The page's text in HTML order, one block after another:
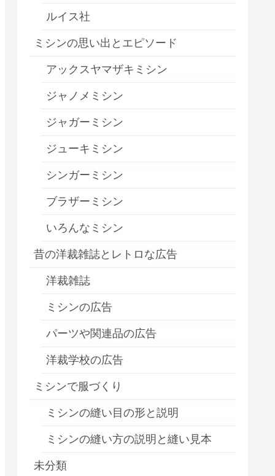
ルイス社
ミシンの思い出とエピソード
アックスヤマザキミシン
ジャノメミシン
ジャガーミシン
ジューキミシン
シンガーミシン
ブラザーミシン
いろんなミシン
昔の洋裁雑誌とレトロな広告
洋裁雑誌
ミシンの広告
パーツや関連品の広告
洋裁学校の広告
ミシンで服づくり
ミシンの縫い目の形と説明
ミシンの縫い方の説明と縫い見本
未分類